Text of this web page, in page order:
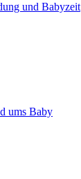
und Babyzeit
ums Baby